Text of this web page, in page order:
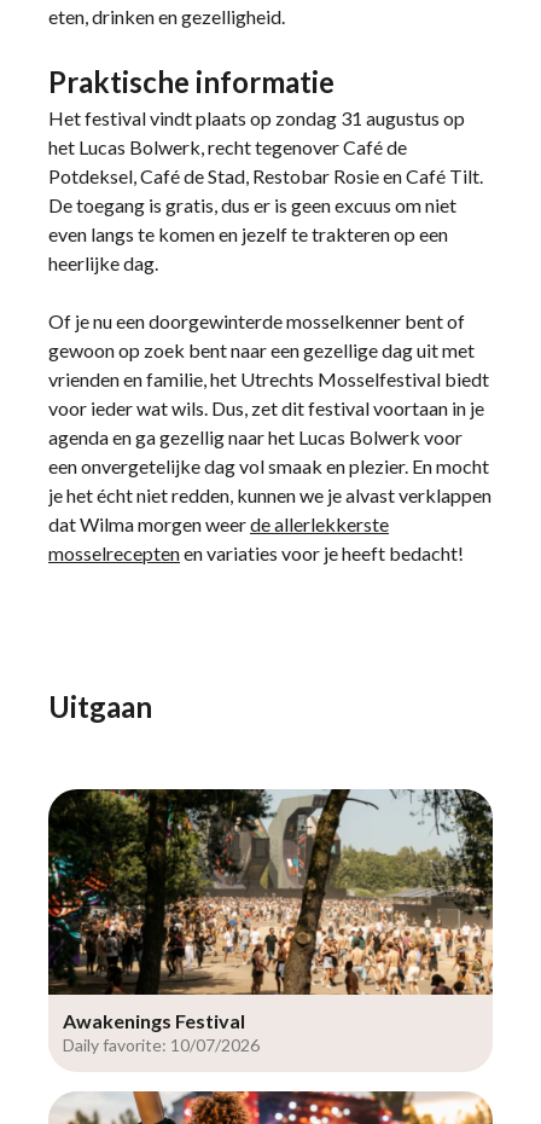
eten, drinken en gezelligheid.
Praktische informatie
Het festival vindt plaats op zondag 31 augustus op
het Lucas Bolwerk, recht tegenover Café de
Potdeksel, Café de Stad, Restobar Rosie en Café Tilt.
De toegang is gratis, dus er is geen excuus om niet
even langs te komen en jezelf te trakteren op een
heerlijke dag.
Of je nu een doorgewinterde mosselkenner bent of
gewoon op zoek bent naar een gezellige dag uit met
vrienden en familie, het Utrechts Mosselfestival biedt
voor ieder wat wils. Dus, zet dit festival voortaan in je
agenda en ga gezellig naar het Lucas Bolwerk voor
een onvergetelijke dag vol smaak en plezier. En mocht
je het écht niet redden, kunnen we je alvast verklappen
dat Wilma morgen weerde allerlekkerste
mosselreceptenen variaties voor je heeft bedacht!
Uitgaan
Awakenings Festival
Daily favorite: 10/07/2026